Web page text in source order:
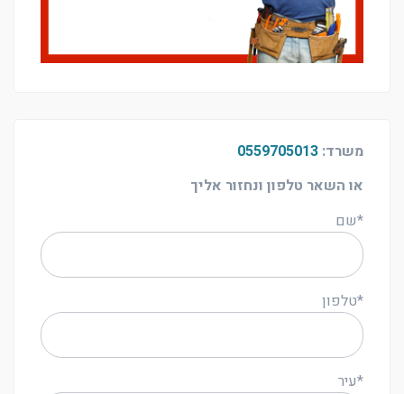
משרד: 0559705013
או השאר טלפון ונחזור אליך
*שם
*טלפון
*עיר